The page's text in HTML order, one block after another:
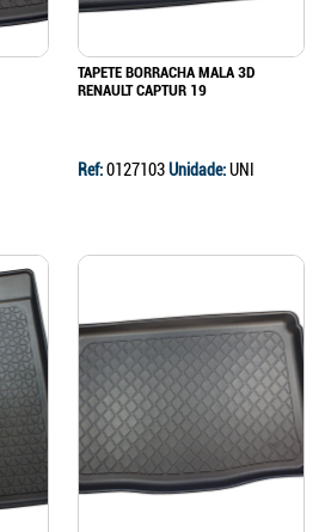
TAPETE BORRACHA MALA 3D
RENAULT CAPTUR 19
Ref:0127103Unidade:UNI